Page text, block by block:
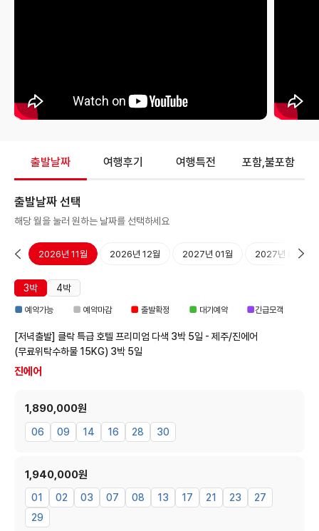
출발날짜 여행후기 여행특전 포함,불포함
출발날짜 선택
해당 월을 눌러 원하는 날짜를 선택하세요
월 2026년 11월 2026년 12월 2027년 01월 2027년 02월
3박
4박
■ 예약가능 ■ 예약마감 ■ 출발확정 ■ 대기예약 ■긴급모객
[저녁출발] 클락 특급 호텔 프리미엄 다색 3박 5일 - 제주/진에어
(무료위탁수하물 15KG) 3박 5일
진에어
1,890,000원
06 09 14 16 28 30
1,940,000원
01 02 03 07 08 13 17 21 23
27
29